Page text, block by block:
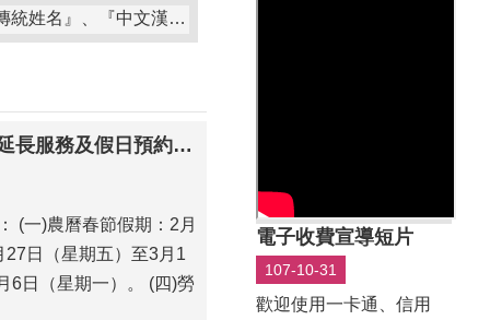
民族之傳統姓名得單列『原住民族文字』，不受應使用中文文字之限制。」
本市各戶政事務所於明（115）年連續假期之週六上午延長服務及假日預約結婚登記暫停公告
(一)農曆春節假期：2月
日（星期五）至3月1
6日（星期一）。 (四)勞
電子收費宣導短片
107-10-31
歡迎使用一卡通、信用